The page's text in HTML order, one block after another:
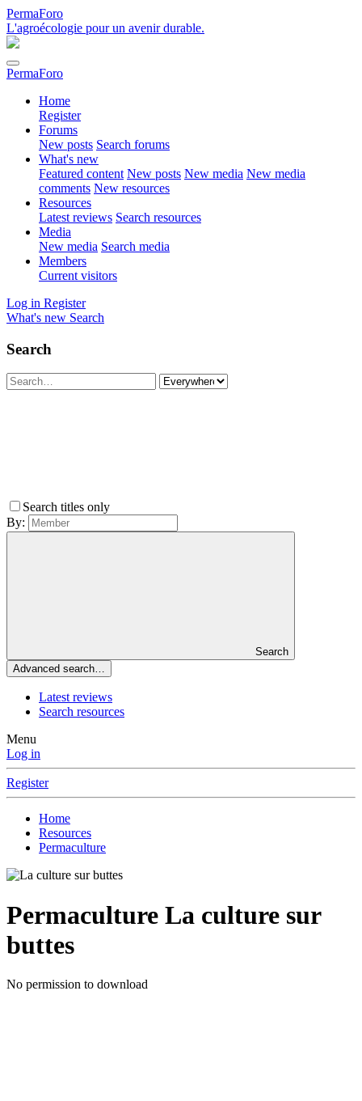
PermaForo
L'agroécologie pour un avenir durable.
PermaForo
Home
Register
Forums
New posts Search forums
What's new
Featured content New posts New media New media
comments New resources
Resources
Latest reviews Search resources
Media
New media Search media
Members
Current visitors
Log in Register
What's new Search
Search
Search titles only
By:
Search
Advanced search…
Latest reviews
Search resources
Menu
Log in
Register
Home
Resources
Permaculture
Permaculture La culture sur
buttes
No permission to download